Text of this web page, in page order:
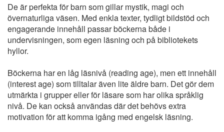
De är perfekta för barn som gillar mystik, magi och
övernaturliga väsen. Med enkla texter, tydligt bildstöd och
engagerande innehåll passar böckerna både i
undervisningen, som egen läsning och på bibliotekets
hyllor.
Böckerna har en låg läsnivå (reading age), men ett innehåll
(interest age) som tilltalar även lite äldre barn. Det gör dem
utmärkta i grupper eller för läsare som har olika språklig
nivå. De kan också användas där det behövs extra
motivation för att komma igång med engelsk läsning.